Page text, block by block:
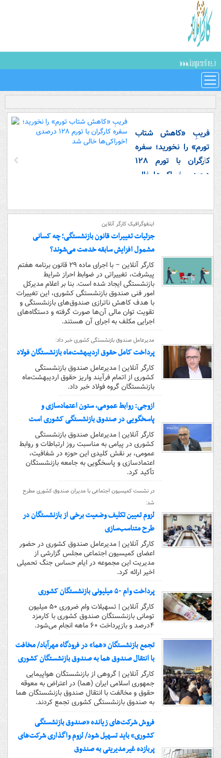
فریبِ «کاهش شتاب
تورم» را نخورید؛ سفره
کارگران با تورم ۱۲۸
درصدی خوراکی‌ها خالی
اینفوگرافیک کارگر آنلاین
جزئیات تغییرات قانون بازنشستگی؛ چه کسانی
مشمول افزایش سابقه خدمت می‌شوند؟
کارگر آنلاین – با اجرای ماده ۲۹ قانون برنامه هفتم
پیشرفت، تغییراتی در ضوابط احراز شرایط
بازنشستگی ایجاد شده است. بنا بر اعلام مدیرکل
امور فنی صندوق بازنشستگی کشوری، این تغییرات
با هدف کاهش ناترازی صندوق‌های بازنشستگی و
تقویت توان مالی آن‌ها صورت گرفته و دستگاه‌های
اجرایی مکلف به اجرای آن هستند.
مدیرعامل صندوق بازنشستگی کشوری خبر داد:
پرداخت کامل حقوق اردیبهشت‌ماه بازنشستگان فولاد
کارگر آنلاین | مدیرعامل صندوق بازنشستگی
کشوری از اتمام فرآیند واریز حقوق اردیبهشت‌ماه
بازنشستگان گروه فولاد خبر داد.
ازوجی: روابط عمومی، ستون اعتمادسازی و
پاسخگویی در صندوق بازنشستگی کشوری است
کارگر آنلاین | مدیرعامل صندوق بازنشستگی
کشوری در پیامی به مناسبت روز ارتباطات و روابط
عمومی، بر نقش کلیدی این حوزه در شفافیت،
اعتمادسازی و پاسخگویی به جامعه بازنشستگان
تأکید کرد.
در نشست کمیسیون اجتماعی با مدیران صندوق کشوری مطرح
شد:
لزوم تعیین تکلیف وضعیت برخی از بازنشستگان در
طرح متناسب‌سازی
کارگر آنلاین | مدیرعامل صندوق کشوری در حضور
اعضای کمیسیون اجتماعی مجلس گزارشی از
مدیریت این مجموعه در ایام حساس جنگ تحمیلی
اخیر ارائه کرد.
پرداخت وام ۵۰ میلیونی بازنشستگان کشوری
کارگر آنلاین | تسهیلات وام ضروری ۵۰ میلیون
تومانی بازنشستگان صندوق کشوری با کارمزد
۴درصد و بازپرداخت ۶۰ ماهه انجام می‌شود.
تجمع بازنشستگان «هما» در فرودگاه مهر‌آباد/ مخافت
با انتقال صندوق هما به صندوق بازنشستگان کشوری
کارگر آنلاین | گروهی از بازنشستگان هواپیمایی
جمهوری اسلامی ایران (هما) در اعتراض به معوقه
حقوق و مخالفت با انتقال صندوق بازنشستگان هما
به صندوق بازنشستگی کشوری تجمع کردند.
فروش شرکت‌های زیانده «صندوق بازنشستگی
کشوری» باید تسهیل شود/ لزوم واگذاری شرکت‌های
پربازده غیرمدیریتی به صندوق